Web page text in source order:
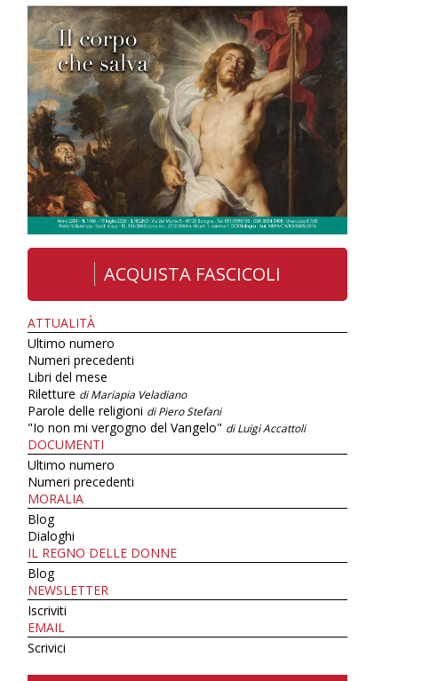
ACQUISTA FASCICOLI
ATTUALITÀ
Ultimo numero
Numeri precedenti
Libri del mese
Riletture di Mariapia Veladiano
Parole delle religioni di Piero Stefani
"Io non mi vergogno del Vangelo" di Luigi Accattoli
DOCUMENTI
Ultimo numero
Numeri precedenti
MORALIA
Blog
Dialoghi
IL REGNO DELLE DONNE
Blog
NEWSLETTER
Iscriviti
EMAIL
Scrivici